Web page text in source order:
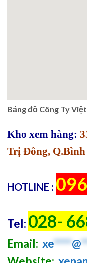
Bảng đồ Công Ty
Kho xem hàng:
Trị Đông,
HOTLINE :
Tel: 028-
Email: xe****@